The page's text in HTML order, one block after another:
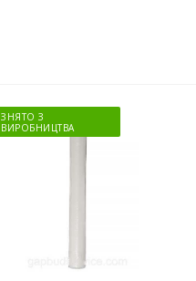
ЗНЯТО З
ВИРОБНИЦТВА